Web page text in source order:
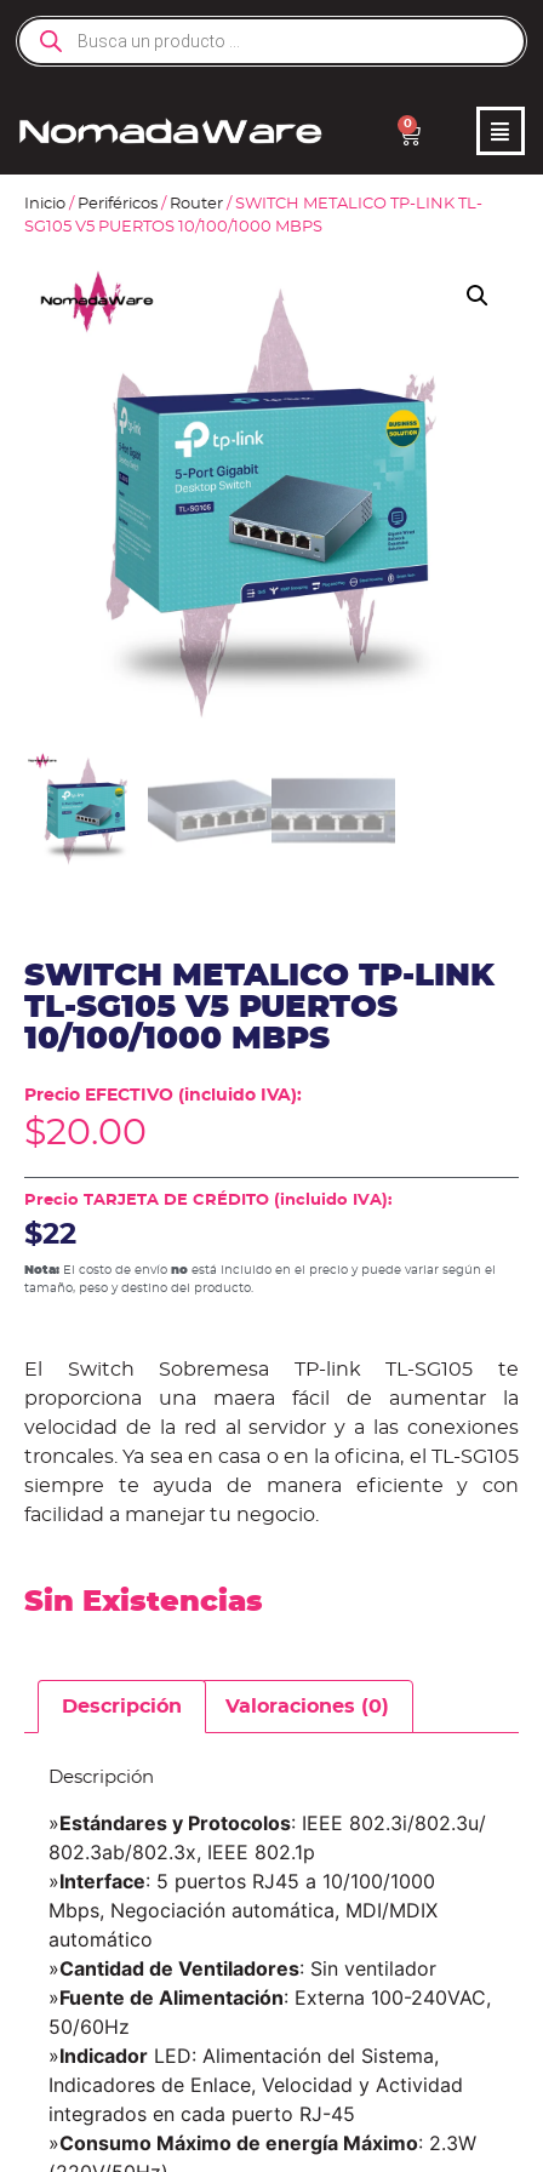
0
Inicio / Periféricos / Router / SWITCH METALICO TP-LINK TL-
SG105 V5 PUERTOS 10/100/1000 MBPS
SWITCH METALICO TP-LINK
TL-SG105 V5 PUERTOS
10/100/1000 MBPS
Precio EFECTIVO (incluido IVA):
$20.00
Precio TARJETA DE CRÉDITO (incluido IVA):
$22
Nota: El costo de envío no está incluido en el precio y puede variar según el
tamaño, peso y destino del producto.
El Switch Sobremesa TP-link TL-SG105 te
proporciona una maera fácil de aumentar la
velocidad de la red al servidor y a las conexiones
troncales. Ya sea en casa o en la oficina, el TL-SG105
siempre te ayuda de manera eficiente y con
facilidad a manejar tu negocio.
Sin Existencias
Descripción Valoraciones (0)
Descripción
»Estándares y Protocolos: IEEE 802.3i/802.3u/
802.3ab/802.3x, IEEE 802.1p
»Interface: 5 puertos RJ45 a 10/100/1000
Mbps, Negociación automática, MDI/MDIX
automático
»Cantidad de Ventiladores: Sin ventilador
»Fuente de Alimentación: Externa 100-240VAC,
50/60Hz
»Indicador LED: Alimentación del Sistema,
Indicadores de Enlace, Velocidad y Actividad
integrados en cada puerto RJ-45
»Consumo Máximo de energía Máximo: 2.3W